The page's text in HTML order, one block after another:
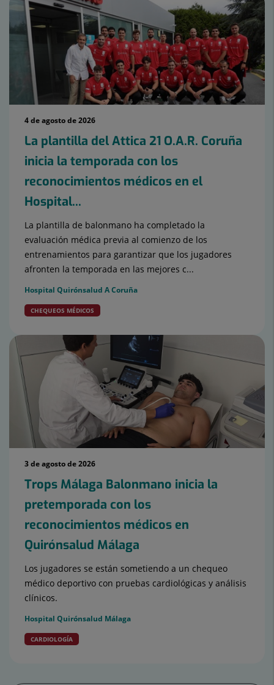
4 de agosto de 2026
La plantilla del Attica 21 O.A.R. Coruña
inicia la temporada con los
reconocimientos médicos en el
Hospital...
La plantilla de balonmano ha completado la
evaluación médica previa al comienzo de los
entrenamientos para garantizar que los jugadores
afronten la temporada en las mejores c...
Hospital Quirónsalud A Coruña
CHEQUEOS MÉDICOS
3 de agosto de 2026
Trops Málaga Balonmano inicia la
pretemporada con los
reconocimientos médicos en
Quirónsalud Málaga
Los jugadores se están sometiendo a un chequeo
médico deportivo con pruebas cardiológicas y análisis
clínicos.
Hospital Quirónsalud Málaga
CARDIOLOGÍA